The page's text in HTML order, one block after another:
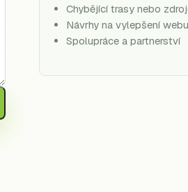
Chybějící trasy nebo
Návrhy na vylepšení webu
Spolupráce a partnerství